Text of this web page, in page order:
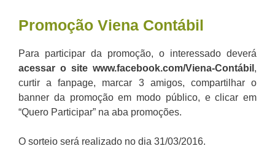
Promoção Viena Contábil
Para participar da promoção, o interessado deverá
acessar o site www.facebook.com/Viena-Contábil ,
curtir a fanpage, marcar 3 amigos, compartilhar o
banner da promoção em modo público, e clicar em
“Quero Participar” na aba promoções.
O sorteio será realizado no dia 31/03/2016.